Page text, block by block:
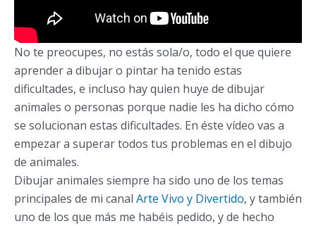
No te preocupes, no estás sola/o, todo el que quiere
aprender a dibujar o pintar ha tenido estas
dificultades, e incluso hay quien huye de dibujar
animales o personas porque nadie les ha dicho cómo
se solucionan estas dificultades. En éste vídeo vas a
empezar a superar todos tus problemas en el dibujo
de animales.
Dibujar animales siempre ha sido uno de los temas
principales de mi canal Arte Vivo y Divertido, y también
uno de los que más me habéis pedido, y de hecho